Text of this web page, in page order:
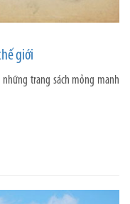
giới
trang sách mỏng manh